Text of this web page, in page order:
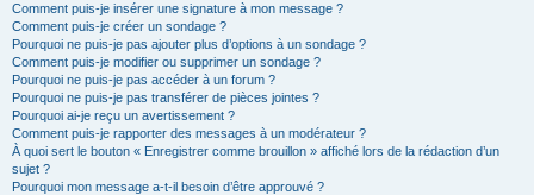
Comment puis-je insérer une signature à mon message ?
Comment puis-je créer un sondage ?
Pourquoi ne puis-je pas ajouter plus d’options à un sondage ?
Comment puis-je modifier ou supprimer un sondage ?
Pourquoi ne puis-je pas accéder à un forum ?
Pourquoi ne puis-je pas transférer de pièces jointes ?
Pourquoi ai-je reçu un avertissement ?
Comment puis-je rapporter des messages à un modérateur ?
À quoi sert le bouton « Enregistrer comme brouillon » affiché lors de la rédaction d’un
sujet ?
Pourquoi mon message a-t-il besoin d’être approuvé ?